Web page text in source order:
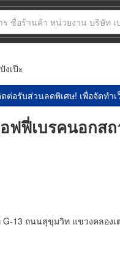
งเป๊ะ
ต่อรับส่วนลดพิเศษ! เพื่อจัดทำเ
ฟฟี่เบรคนอกส
13 ถนนสุขุมวิท แขวงคลองเ